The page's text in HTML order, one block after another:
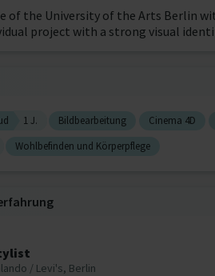
of the University of the Arts Berlin
project with a strong visual
1 J. Bildbearbeitung Cinema 4D
Wohlbefinden und Körperpflege
/ Levi's, Berlin